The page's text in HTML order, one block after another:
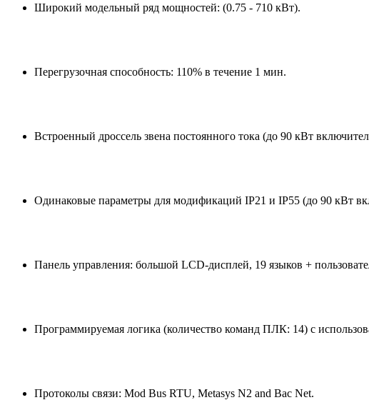
Широкий модельный ряд мощностей: (0.75 - 710 кВт).
Перегрузочная способность: 110% в течение 1 мин.
Встроенный дроссель звена постоянного тока (до 90 кВт
Одинаковые параметры для модификаций IP21 и IP55 (до 90 кВт
Панель управления: большой LCD-дисплей, 19 языков +
Программируемая логика (количество команд ПЛК: 14) с
Протоколы связи: Mod Bus RTU, Metasys N2 and Bac Net.